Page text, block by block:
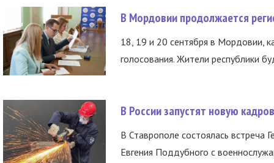
В Мордовии продолжается
18, 19 и 20 сентября в Мордовии,
голосования. Жители республики
В России запустят новую
В Ставрополе состоялась встреча
Евгения Поддубного с